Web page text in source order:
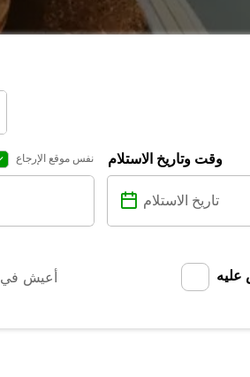
نفس موقع الإرجاع وقت وتاريخ الاستلام
أعيش في